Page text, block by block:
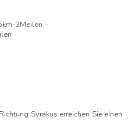
3Meilen
Syrakus erreichen Sie einen